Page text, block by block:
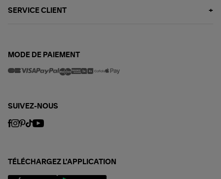
SERVICE CLIENT
MODE DE PAIEMENT
SUIVEZ-NOUS
TÉLÉCHARGEZ L'APPLICATION